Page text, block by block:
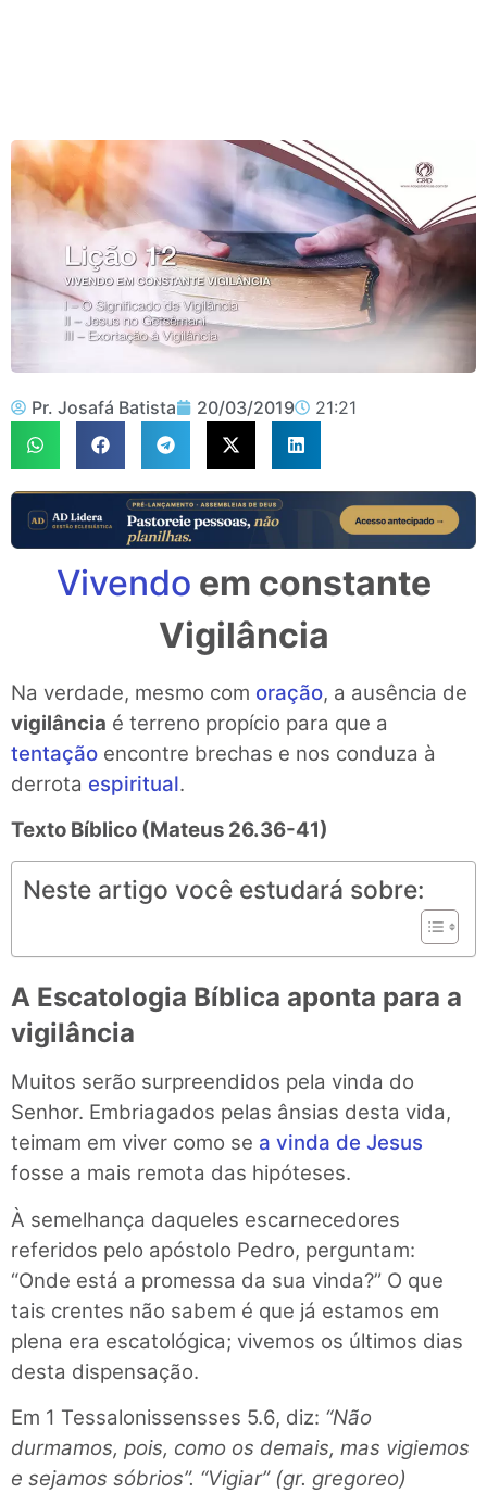
Pr. Josafá Batista 20/03/2019 21:21
Vivendo em constante
Vigilância
Na verdade, mesmo com oração, a ausência de
vigilância é terreno propício para que a
tentação encontre brechas e nos conduza à
derrota espiritual.
Texto Bíblico (Mateus 26.36-41)
Neste artigo você estudará sobre:
A Escatologia Bíblica aponta para a
vigilância
Muitos serão surpreendidos pela vinda do
Senhor. Embriagados pelas ânsias desta vida,
teimam em viver como se a vinda de Jesus
fosse a mais remota das hipóteses.
À semelhança daqueles escarnecedores
referidos pelo apóstolo Pedro, perguntam:
“Onde está a promessa da sua vinda?” O que
tais crentes não sabem é que já estamos em
plena era escatológica; vivemos os últimos dias
desta dispensação.
Em 1 Tessalonissensses 5.6, diz: “Não
durmamos, pois, como os demais, mas vigiemos
e sejamos sóbrios”. “Vigiar” (gr. gregoreo)